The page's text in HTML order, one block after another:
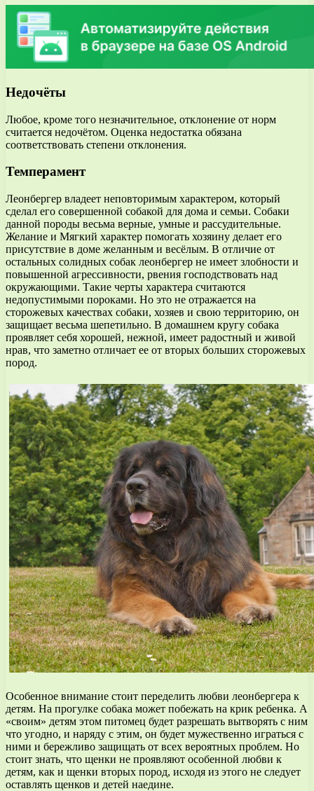
Недочёты
Любое, кроме того незначительное, отклонение от норм
считается недочётом. Оценка недостатка обязана
соответствовать степени отклонения.
Темперамент
Леонбергер владеет неповторимым характером, который
сделал его совершенной собакой для дома и семьи. Собаки
данной породы весьма верные, умные и рассудительные.
Желание и Мягкий характер помогать хозяину делает его
присутствие в доме желанным и весёлым. В отличие от
остальных солидных собак леонбергер не имеет злобности и
повышенной агрессивности, рвения господствовать над
окружающими. Такие черты характера считаются
недопустимыми пороками. Но это не отражается на
сторожевых качествах собаки, хозяев и свою территорию, он
защищает весьма шепетильно. В домашнем кругу собака
проявляет себя хорошей, нежной, имеет радостный и живой
нрав, что заметно отличает ее от вторых больших сторожевых
пород.
Особенное внимание стоит переделить любви леонбергера к
детям. На прогулке собака может побежать на крик ребенка. А
«своим» детям этом питомец будет разрешать вытворять с ним
что угодно, и наряду с этим, он будет мужественно играться с
ними и бережливо защищать от всех вероятных проблем. Но
стоит знать, что щенки не проявляют особенной любви к
детям, как и щенки вторых пород, исходя из этого не следует
оставлять щенков и детей наедине.